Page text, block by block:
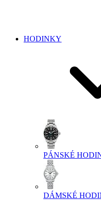
HODINKY
PÁNSKÉ
DÁMSKÉ